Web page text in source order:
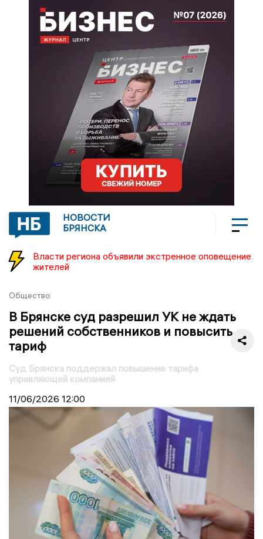
НОВОСТИ
БРЯНСКА
Власти региона объявили экстренное оповещение
жителей
Общество
В Брянске суд разрешил УК не ждать
решений собственников и повысить
тариф
Суд Брянска поддержал повышение тарифа
управляющей компанией
11/06/2026 12:00